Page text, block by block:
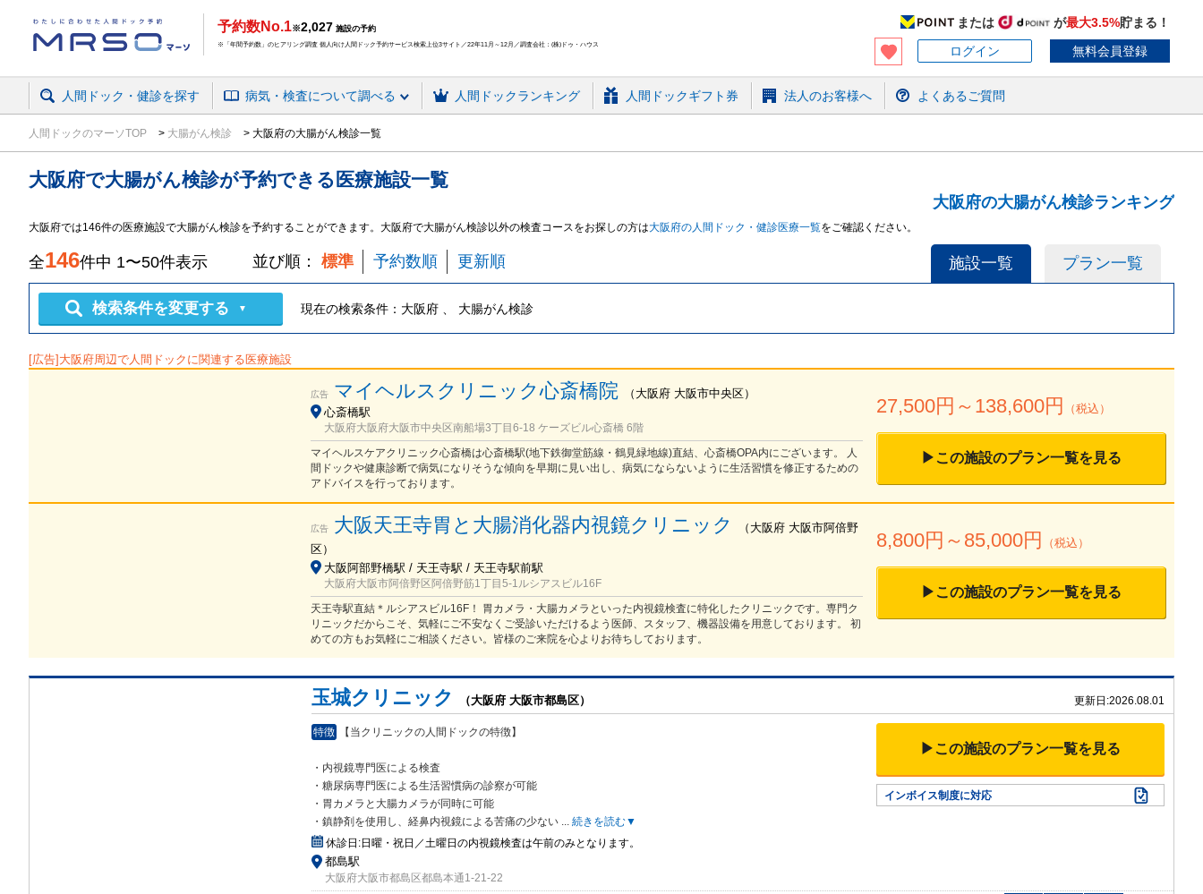
予約数No.1※2,027 施設の予約
※「年間予約数」のヒアリング調査 個人向け人間ドック予約サービス検索上位3サイト／22年11月～12月／調査会社：(株)ドゥ・ハウス
または が最大3.5%貯まる！
ログイン
無料会員登録
人間ドック・健診を探す 病気・検査について調べる 人間ドックランキング 人間ドックギフト券 法人のお客様へ よくあるご質問
人間ドックのマーソTOP 大腸がん検診 大阪府の大腸がん検診一覧
大阪府で大腸がん検診が予約できる 医療施設一覧
大阪府の大腸がん検診ランキング
大阪府では146件の医療施設で大腸がん検診を予約することができます。 大阪府で大腸がん検診以外の検査コースをお探しの方は大阪府の人間ドック・健診医療一覧をご確認ください。
施設一覧 プラン一覧
全146件中 1〜50件表示 並び順： 標準 予約数順 更新順
検索条件を変更する ▼ 現在の検索条件： 大阪府 、 大腸がん検診
[広告] 大阪府周辺で人間ドックに関連する医療施設
広告 マイヘルスクリニック心斎橋院 （ 大阪府 大阪市中央区）
心斎橋駅
大阪府大阪府大阪市中央区南船場3丁目6-18 ケーズビル心斎橋 6階
マイヘルスケアクリニック心斎橋は心斎橋駅(地下鉄御堂筋線・鶴見緑地線)直結、心斎橋OPA内にございます。 人
間ドックや健康診断で病気になりそうな傾向を早期に見い出し、病気にならないように生活習慣を修正するための
アドバイスを行っております。
27,500円～ 138,600円 （税込）
▶この施設のプラン一覧を見る
広告 大阪天王寺胃と大腸消化器内視鏡クリニック （ 大阪府 大阪市阿倍野
区）
大阪阿部野橋駅 / 天王寺駅 / 天王寺駅前駅
大阪府大阪市阿倍野区阿倍野筋1丁目5-1ルシアスビル16F
天王寺駅直結＊ルシアスビル16F！ 胃カメラ・大腸カメラといった内視鏡検査に特化したクリニックです。専門ク
リニックだからこそ、気軽にご不安なくご受診いただけるよう医師、スタッフ、機器設備を用意しております。 初
めての方もお気軽にご相談ください。皆様のご来院を心よりお待ちしております。
8,800円～ 85,000円 （税込）
▶この施設のプラン一覧を見る
玉城クリニック （大阪府 大阪市都島区） 更新日:2026.08.01
特徴 【当クリニックの人間ドックの特徴】
・内視鏡専門医による検査
・糖尿病専門医による生活習慣病の診察が可能
・胃カメラと大腸カメラが同時に可能
・鎮静剤を使用し、経鼻内視鏡による苦痛の少ない ... 続きを読む▼
休診日:日曜・祝日／土曜日の内視鏡検査は午前のみとなります。
都島駅
大阪府大阪市都島区都島本通1-21-22
▶この施設のプラン一覧を見る
インボイス制度に対応